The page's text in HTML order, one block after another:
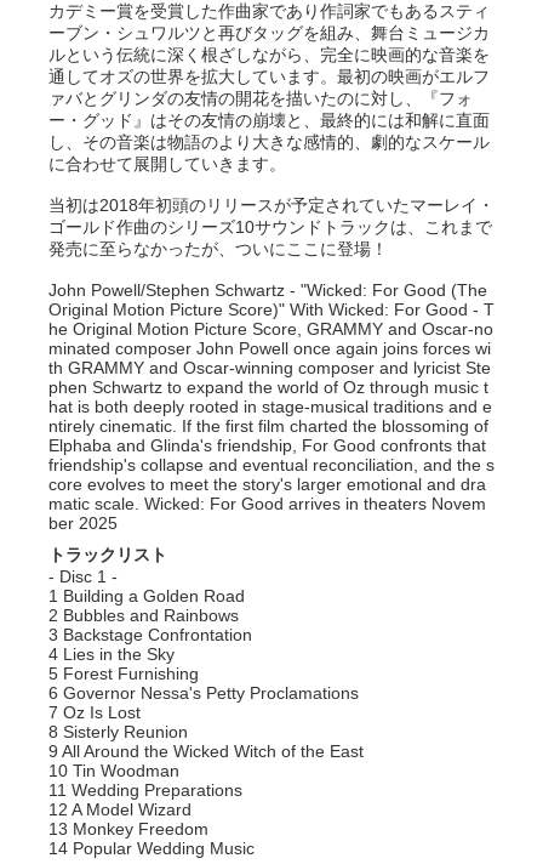
カデミー賞を受賞した作曲家であり作詞家でもあるスティ
ーブン・シュワルツと再びタッグを組み、舞台ミュージカ
ルという伝統に深く根ざしながら、完全に映画的な音楽を
通してオズの世界を拡大しています。最初の映画がエルフ
ァバとグリンダの友情の開花を描いたのに対し、『フォ
ー・グッド』はその友情の崩壊と、最終的には和解に直面
し、その音楽は物語のより大きな感情的、劇的なスケール
に合わせて展開していきます。
当初は2018年初頭のリリースが予定されていたマーレイ・
ゴールド作曲のシリーズ10サウンドトラックは、これまで
発売に至らなかったが、ついにここに登場！
John Powell/Stephen Schwartz - "Wicked: For Good (The
Original Motion Picture Score)" With Wicked: For Good - T
he Original Motion Picture Score, GRAMMY and Oscar-no
minated composer John Powell once again joins forces wi
th GRAMMY and Oscar-winning composer and lyricist Ste
phen Schwartz to expand the world of Oz through music t
hat is both deeply rooted in stage-musical traditions and e
ntirely cinematic. If the first film charted the blossoming of
Elphaba and Glinda's friendship, For Good confronts that
friendship's collapse and eventual reconciliation, and the s
core evolves to meet the story's larger emotional and dra
matic scale. Wicked: For Good arrives in theaters Novem
ber 2025
トラックリスト
- Disc 1 -
1 Building a Golden Road
2 Bubbles and Rainbows
3 Backstage Confrontation
4 Lies in the Sky
5 Forest Furnishing
6 Governor Nessa's Petty Proclamations
7 Oz Is Lost
8 Sisterly Reunion
9 All Around the Wicked Witch of the East
10 Tin Woodman
11 Wedding Preparations
12 A Model Wizard
13 Monkey Freedom
14 Popular Wedding Music